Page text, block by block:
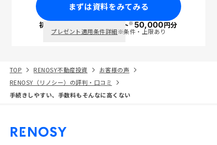
まずは資料をみてみる
初回面談で ポイント※50,000円分
プレゼント適用条件詳細※条件・上限あり
TOP RENOSY不動産投資
お客様の声
RENOSY（リノシー）の評判・口コミ
手続きしやすい、手数料もそんなに高くない